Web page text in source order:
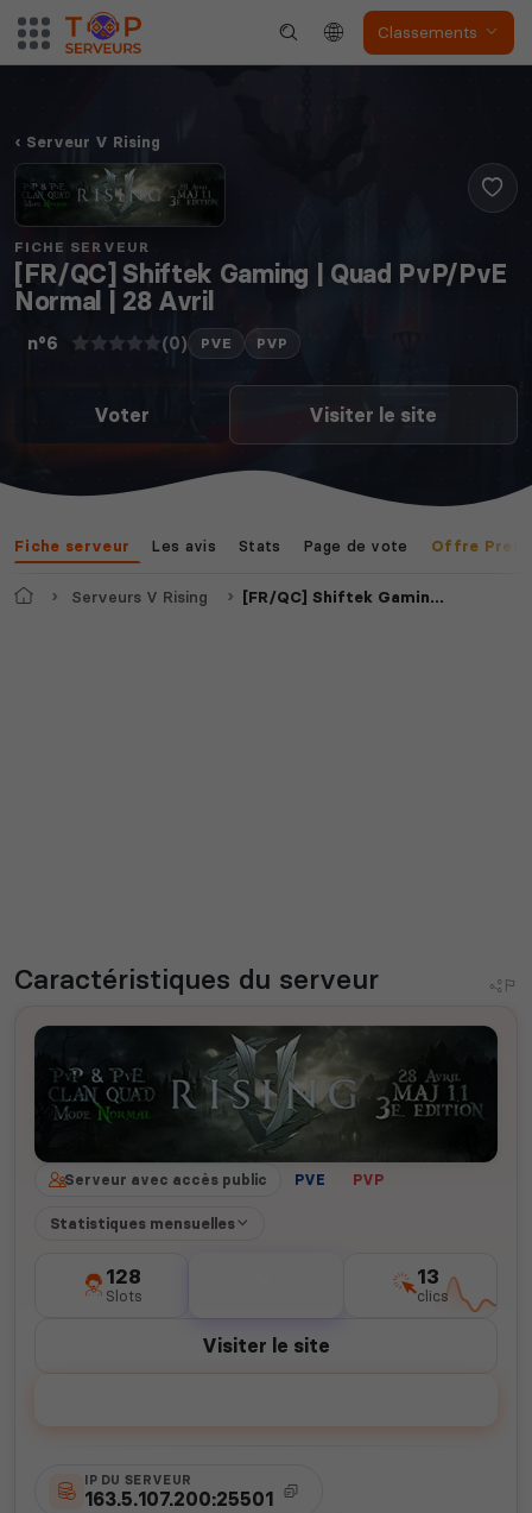
Classements
Serveur V Rising
FICHE SERVEUR
[FR/QC] Shiftek Gaming | Quad PvP/PvE
Normal | 28 Avril
n°6 (0) PVE PVP
Voter Visiter le site
Fiche serveur Les avis Stats Page de vote Offre
AccueilServeurs V Rising [FR/QC] Shiftek Gaming | Quad PvP/PvE Normal | 28 Avril
Caractéristiques du serveur
Serveur avec accès public PVE PVP
Statistiques mensuelles
128
Slots
13
clics
Visiter le site
IP DU SERVEUR
163.5.107.200:25501